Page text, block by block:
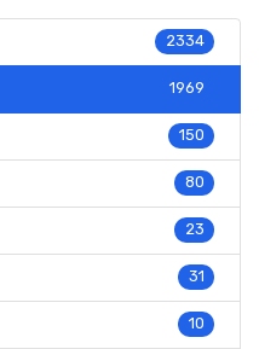
2334
1969
150
80
23
31
10